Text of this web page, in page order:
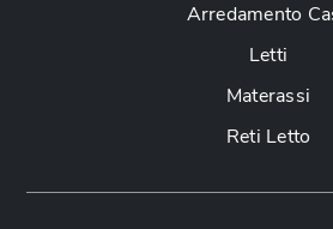
Arredamento
Letti
Materassi
Reti Letto